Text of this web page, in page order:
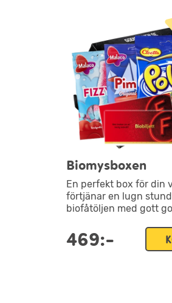
Biomysboxen
En perfekt box för din
förtjänar en lugn
biofåtöljen med gott
469:-